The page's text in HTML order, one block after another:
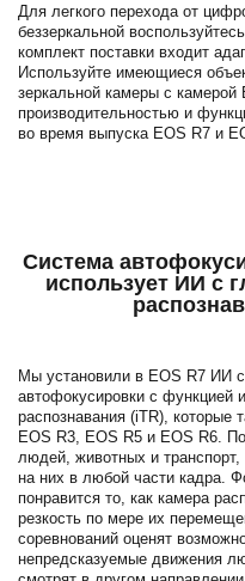
Для легкого перехода от
беззеркальной
комплект поставки входит
Используйте имеющиеся
зеркальной камеры с камерой
производительностью и
во время выпуска EOS R7 и
Система
использует ИИ с
Мы установили в EOS R7 ИИ
автофокусировки с функцией
распознавания (iTR), которые
EOS R3, EOS R5 и EOS R6.
людей, животных и
на них в любой части кадра.
понравится то, как камера
резкость по мере их
соревнований оценят
непредсказуемые движения